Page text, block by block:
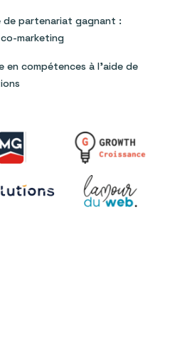
de partenariat gagnant :
marketing
en compétences à l’aide de